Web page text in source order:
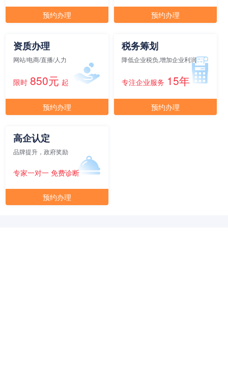
剩余 1间
20人间 16000元/月/间
25人间
面积70㎡
预约办理 预约办理
资质办理
网站/电商/直播/人力
限时 850元 起
预约办理
税务筹划
降低企业税负,增加企业利润
专注企业服务 15年
预约办理
高企认定
品牌提升，政府奖励
专家一对一 免费诊断
预约办理